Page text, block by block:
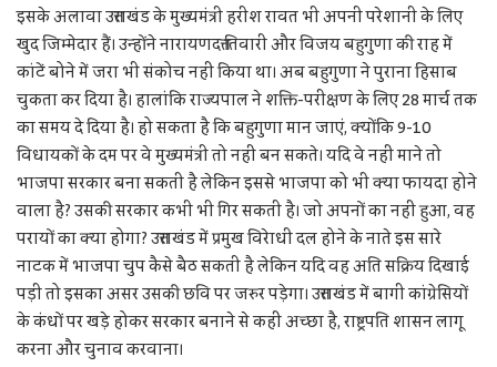
इसके अलावा उत्तराखंड के मुख्यमंत्री हरीश रावत भी अपनी परेशानी के लिए
खुद जिम्मेदार हैं। उन्होंने नारायणदत्त तिवारी और विजय बहुगुणा की राह में
कांटें बोने में जरा भी संकोच नहीं किया था। अब बहुगुणा ने पुराना हिसाब
चुकता कर दिया है। हालांकि राज्यपाल ने शक्ति-परीक्षण के लिए 28 मार्च तक
का समय दे दिया है। हो सकता है कि बहुगुणा मान जाएं, क्योंकि 9-10
विधायकों के दम पर वे मुख्यमंत्री तो नहीं बन सकते। यदि वे नहीं माने तो
भाजपा सरकार बना सकती है लेकिन इससे भाजपा को भी क्या फायदा होने
वाला है? उसकी सरकार कभी भी गिर सकती है। जो अपनों का नहीं हुआ, वह
परायों का क्या होगा? उत्तराखंड में प्रमुख विरेाधी दल होने के नाते इस सारे
नाटक में भाजपा चुप कैसे बैठ सकती है लेकिन यदि वह अति सक्रिय दिखाई
पड़ी तो इसका असर उसकी छवि पर जरुर पड़ेगा। उत्तराखंड में बागी कांग्रेसियों
के कंधों पर खड़े होकर सरकार बनाने से कहीं अच्छा है, राष्ट्रपति शासन लागू
करना और चुनाव करवाना।